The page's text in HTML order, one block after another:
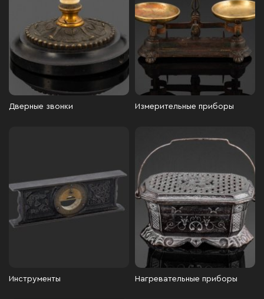
Дверные звонки Измерительные приборы
Инструменты Нагревательные приборы